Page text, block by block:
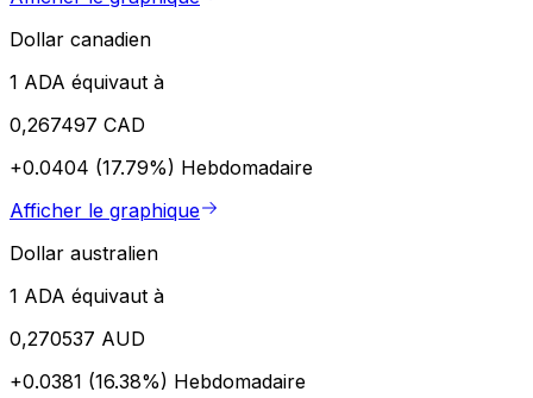
Dollar canadien
1 ADA équivaut à
0,267497 CAD
+0.0404 (17.79%) Hebdomadaire
Afficher le graphique
Dollar australien
1 ADA équivaut à
0,270537 AUD
+0.0381 (16.38%) Hebdomadaire